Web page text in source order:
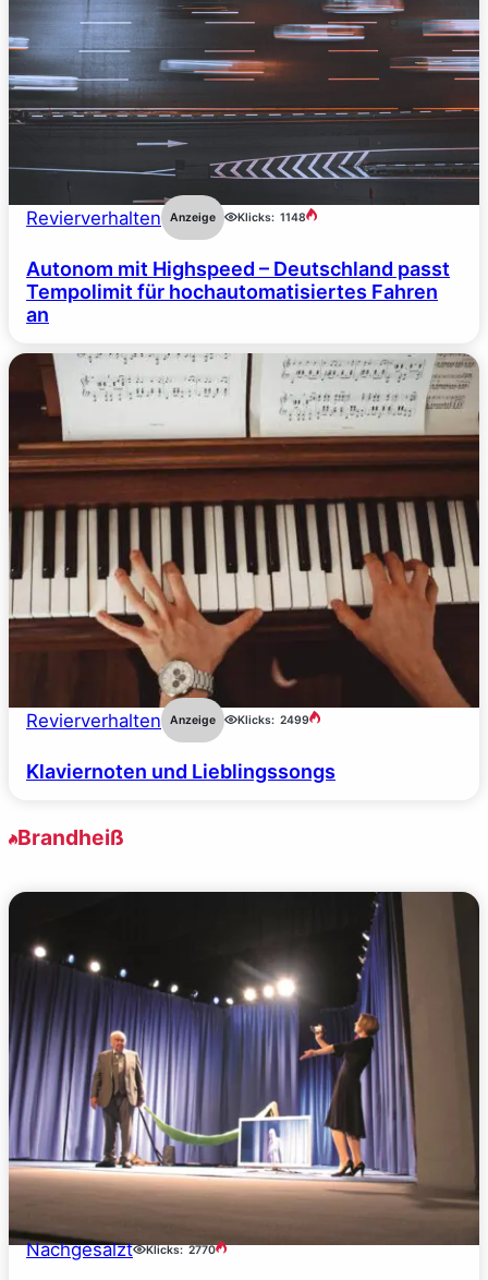
Revierverhalten Anzeige Klicks: 1148
Autonom mit Highspeed – Deutschland passt
Tempolimit für hochautomatisiertes Fahren
an
Revierverhalten Anzeige Klicks: 2499
Klaviernoten und Lieblingssongs
Brandheiß
Nachgesalzt Klicks: 2770